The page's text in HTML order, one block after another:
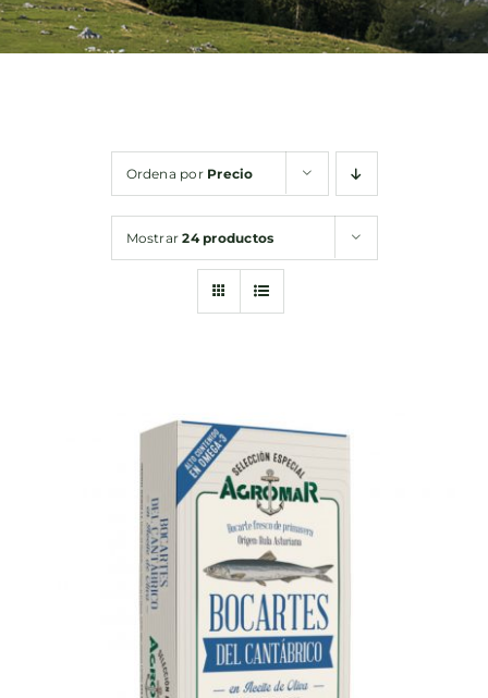
Bebidas
Ordena por Precio
Mostrar24 productos
AÑADIR AL CARRITO
/
DETALLES